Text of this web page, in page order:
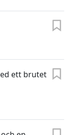
ett brutet